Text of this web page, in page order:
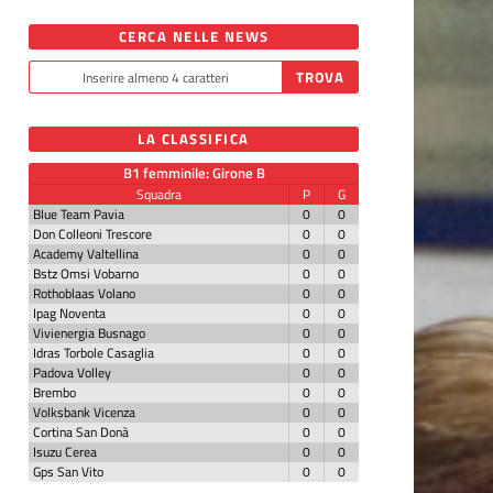
CERCA NELLE NEWS
LA CLASSIFICA
B1 femminile: Girone B
Squadra P
G
Blue Team Pavia
0
0
Don Colleoni Trescore
0
0
Academy Valtellina
0
0
Bstz Omsi Vobarno
0
0
Rothoblaas Volano
0
0
Ipag Noventa
0
0
Vivienergia Busnago
0
0
Idras Torbole Casaglia
0
0
Padova Volley
0
0
Brembo
0
0
Volksbank Vicenza
0
0
Cortina San Donà
0
0
Isuzu Cerea
0
0
Gps San Vito
0 0